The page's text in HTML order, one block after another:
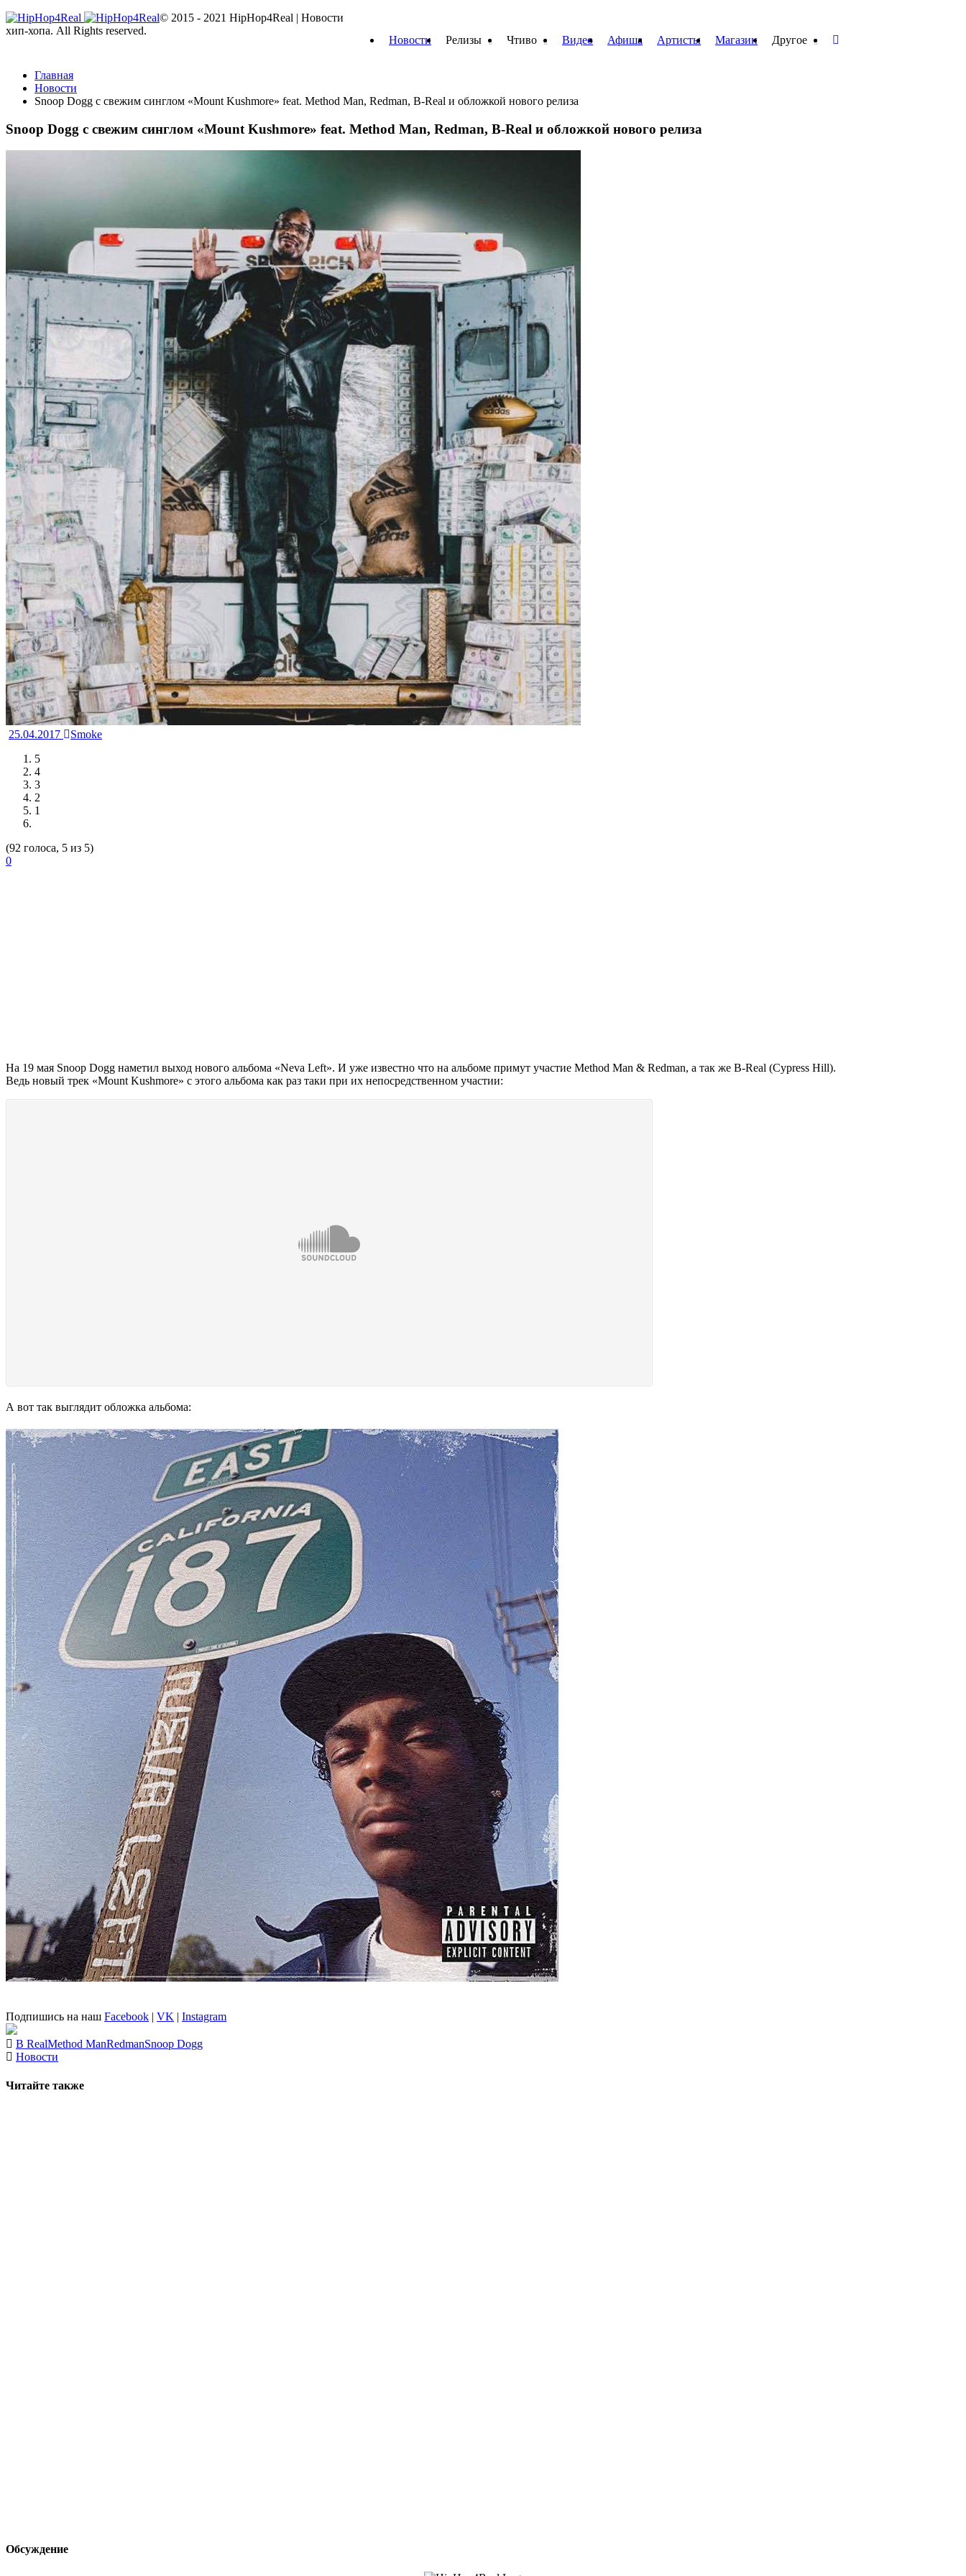
Новости Релизы Чтиво Видео Афиша Артисты Магазин Другое
Главная
Новости
Snoop Dogg с свежим синглом «Mount Kushmore» feat. Method Man, Redman, B-Real и обложкой нового релиза
Snoop Dogg с свежим синглом «Mount Kushmore» feat. Method Man, Redman, B-Real и обложкой нового релиза
25.04.2017
Smoke
5
4
3
2
1
(92 голоса, 5 из 5)
0
На 19 мая Snoop Dogg наметил выход нового альбома «Neva Left». И уже известно что на альбоме примут участие Method Man & Redman, а так же B-Real (Cypress Hill).
Ведь новый трек «Mount Kushmore» с этого альбома как раз таки при их непосредственном участии:
А вот так выглядит обложка альбома:
Подпишись на наш Facebook | VK | Instagram
B RealMethod ManRedmanSnoop Dogg
Новости
Читайте также
Обсуждение
© 2015 - 2021 HipHop4Real | Новости
хип-хопа. All Rights reserved.